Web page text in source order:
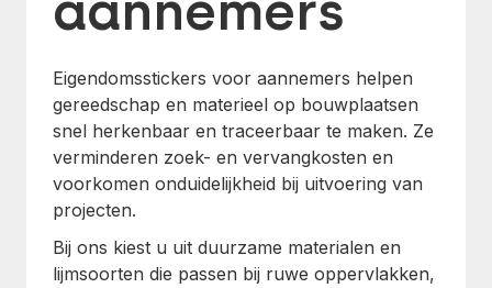
Eigendomsstickers voor aannemers helpen
gereedschap en materieel op bouwplaatsen
snel herkenbaar en traceerbaar te maken. Ze
verminderen zoek- en vervangkosten en
voorkomen onduidelijkheid bij uitvoering van
projecten.
Bij ons kiest u uit duurzame materialen en
lijmsoorten die passen bij ruwe oppervlakken,